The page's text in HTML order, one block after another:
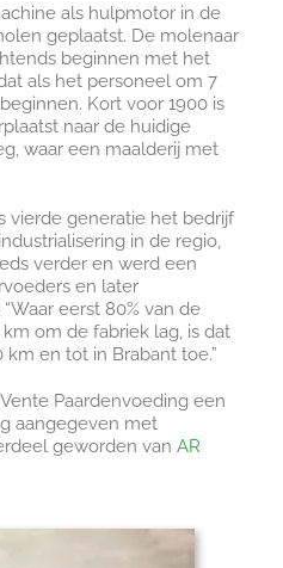
als hulpmotor in de
geplaatst. De molenaar
beginnen met het
als het personeel om 7
Kort voor 1900 is
naar de huidige
waar een maalderij met
vierde generatie het bedrijf
in de regio,
verder en werd een
en later
eerst 80% van de
om de fabriek lag, is dat
km en tot in Brabant toe.”
Paardenvoeding een
aangegeven met
geworden van AR